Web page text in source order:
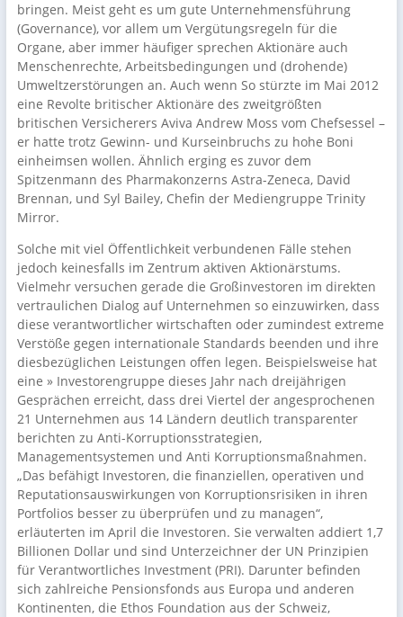
bringen. Meist geht es um gute Unternehmensführung
(Governance), vor allem um Vergütungsregeln für die
Organe, aber immer häufiger sprechen Aktionäre auch
Menschenrechte, Arbeitsbedingungen und (drohende)
Umweltzerstörungen an. Auch wenn So stürzte im Mai 2012
eine Revolte britischer Aktionäre des zweitgrößten
britischen Versicherers Aviva Andrew Moss vom Chefsessel –
er hatte trotz Gewinn- und Kurseinbruchs zu hohe Boni
einheimsen wollen. Ähnlich erging es zuvor dem
Spitzenmann des Pharmakonzerns Astra-Zeneca, David
Brennan, und Syl Bailey, Chefin der Mediengruppe Trinity
Mirror.
Solche mit viel Öffentlichkeit verbundenen Fälle stehen
jedoch keinesfalls im Zentrum aktiven Aktionärstums.
Vielmehr versuchen gerade die Großinvestoren im direkten
vertraulichen Dialog auf Unternehmen so einzuwirken, dass
diese verantwortlicher wirtschaften oder zumindest extreme
Verstöße gegen internationale Standards beenden und ihre
diesbezüglichen Leistungen offen legen. Beispielsweise hat
eine » Investorengruppe dieses Jahr nach dreijährigen
Gesprächen erreicht, dass drei Viertel der angesprochenen
21 Unternehmen aus 14 Ländern deutlich transparenter
berichten zu Anti-Korruptionsstrategien,
Managementsystemen und Anti Korruptionsmaßnahmen.
„Das befähigt Investoren, die finanziellen, operativen und
Reputationsauswirkungen von Korruptionsrisiken in ihren
Portfolios besser zu überprüfen und zu managen“,
erläuterten im April die Investoren. Sie verwalten addiert 1,7
Billionen Dollar und sind Unterzeichner der UN Prinzipien
für Verantwortliches Investment (PRI). Darunter befinden
sich zahlreiche Pensionsfonds aus Europa und anderen
Kontinenten, die Ethos Foundation aus der Schweiz,